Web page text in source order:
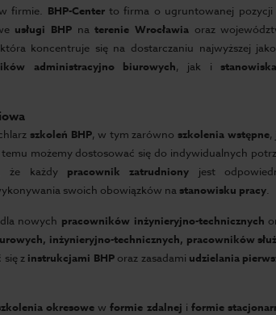
firmie. BHP-Centerto firma o ugruntowanej pozycji
usługi BHP naterenie Wrocławia oraz
koncentruje się na dostarczaniu najwyższej
administracyjno biurowych, jak i
szkoleń BHP, w tym zarównoszkolenia wstępne,
możemy dostosować się do indywidualnych
że każdy pracownik zatrudniony jest
swoich obowiązków nastanowisku pracy.
nowych pracowników inżynieryjno-technicznych
inżynieryjno-technicznych, pracowników
się z instrukcjami BHPoraz zasadami udzielania
okresowewformie zdalnej iformie